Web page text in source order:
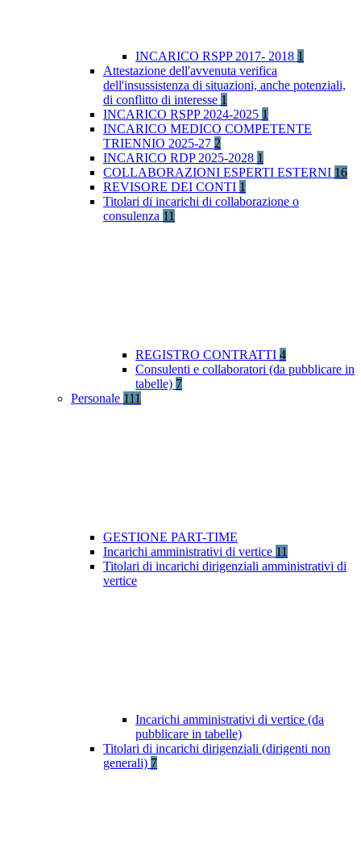
INCARICO RSPP 2017- 2018 1
Attestazione dell'avvenuta verifica
dell'insussistenza di situazioni, anche potenziali,
di conflitto di interesse 1
INCARICO RSPP 2024-2025 1
INCARICO MEDICO COMPETENTE
TRIENNIO 2025-27 2
INCARICO RDP 2025-2028 1
COLLABORAZIONI ESPERTI ESTERNI 16
REVISORE DEI CONTI 1
Titolari di incarichi di collaborazione o
consulenza 11
REGISTRO CONTRATTI 4
Consulenti e collaboratori (da pubblicare in
tabelle) 7
Personale 111
GESTIONE PART-TIME
Incarichi amministrativi di vertice 11
Titolari di incarichi dirigenziali amministrativi di
vertice
Incarichi amministrativi di vertice (da
pubblicare in tabelle)
Titolari di incarichi dirigenziali (dirigenti non
generali) 7